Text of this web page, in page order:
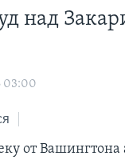
ИСТОРИЯ
ФЕЙКОВ
над
03:00
от Вашингтона